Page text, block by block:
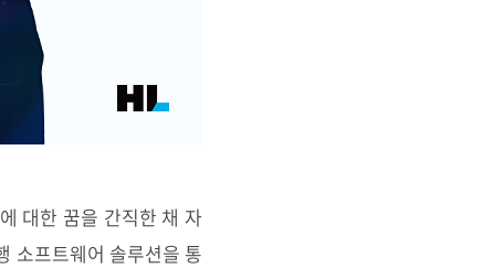
대한 꿈을 간직한 채 자
소프트웨어 솔루션을 통